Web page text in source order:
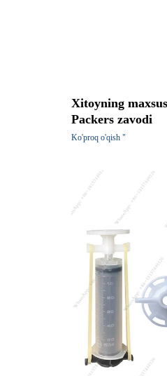
Xitoyning
Packers zavodi
Ko'proq o'qish "